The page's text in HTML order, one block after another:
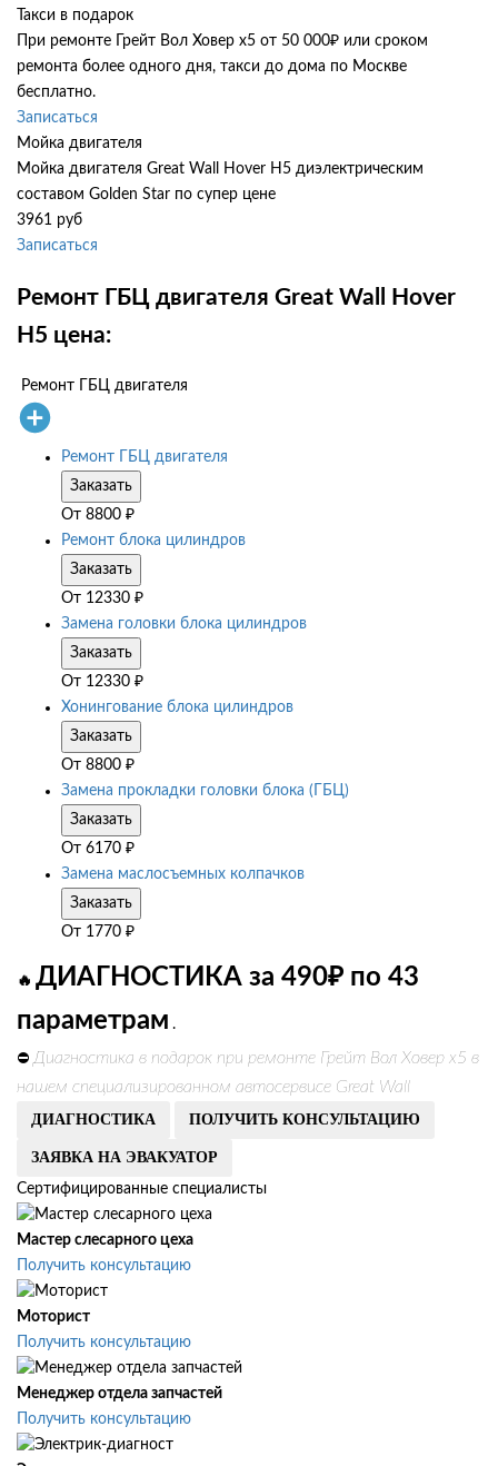
Такси в подарок
При ремонте Грейт Вол Ховер х5 от 50 000₽ или сроком
ремонта более одного дня, такси до дома по Москве
бесплатно.
Записаться
Мойка двигателя
Мойка двигателя Great Wall Hover H5 диэлектрическим
составом Golden Star по супер цене
3961 руб
Записаться
Ремонт ГБЦ двигателя Great Wall Hover
H5 цена:
Ремонт ГБЦ двигателя
Ремонт ГБЦ двигателя
Заказать
От 8800 ₽
Ремонт блока цилиндров
Заказать
От 12330 ₽
Замена головки блока цилиндров
Заказать
От 12330 ₽
Хонингование блока цилиндров
Заказать
От 8800 ₽
Замена прокладки головки блока (ГБЦ)
Заказать
От 6170 ₽
Замена маслосъемных колпачков
Заказать
От 1770 ₽
🔥 ДИАГНОСТИКА за 490₽ по 43
параметрам .
⛔ Диагностика в подарок при ремонте Грейт Вол Ховер х5 в
нашем специализированном автосервисе Great Wall
ДИАГНОСТИКА ПОЛУЧИТЬ КОНСУЛЬТАЦИЮ
ЗАЯВКА НА ЭВАКУАТОР
Сертифицированные специалисты
Мастер слесарного цеха
Получить консультацию
Моторист
Получить консультацию
Менеджер отдела запчастей
Получить консультацию